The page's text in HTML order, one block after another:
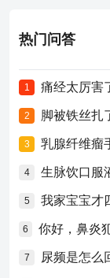
热门问答
1 痛经太厉害
2 脚被铁丝扎
3 乳腺纤维瘤
4 生脉饮口服
5 我家宝宝才
6
7 尿频是怎么